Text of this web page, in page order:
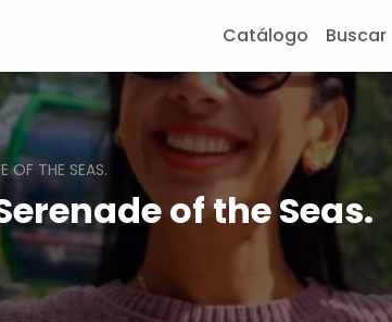
Catálogo Buscar
OF THE SEAS.
of the Seas.